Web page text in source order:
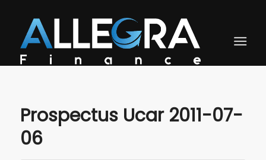
Prospectus Ucar 2011-07-
06